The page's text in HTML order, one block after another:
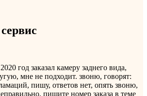
год заказал камеру заднего вида,
мне не подходит. звоню, говорят:
пишу, ответов нет, опять звоню,
пишите номер заказа в теме